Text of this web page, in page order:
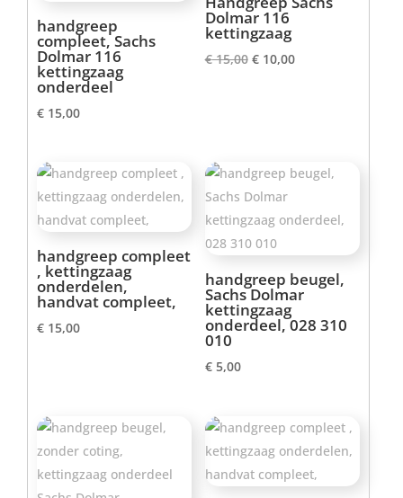
handgreep
compleet, Sachs
Dolmar 116
kettingzaag
onderdeel
€ 15,00
Dolmar 116
kettingzaag
€15,00 Oorspronkelijke
€10,00Huidige
handgreep compleet
, kettingzaag
onderdelen,
handvat compleet,
€ 15,00
handgreep beugel,
Sachs Dolmar
kettingzaag
onderdeel, 028 310
010
€5,00